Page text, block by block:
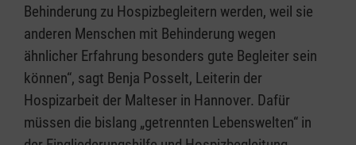
Behinderung zu Hospizbegleitern werden, weil sie
anderen Menschen mit Behinderung wegen
ähnlicher Erfahrung besonders gute Begleiter sein
können“, sagt Benja Posselt, Leiterin der
Hospizarbeit der Malteser in Hannover. Dafür
müssen die bislang „getrennten Lebenswelten“ in